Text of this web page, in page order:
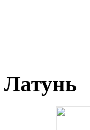
Латунь